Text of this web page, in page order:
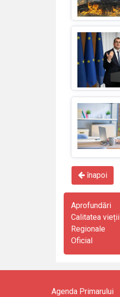
înapoi
Aprofundări
Calitatea vieții
Regionale
Oficial
Agenda Primarului